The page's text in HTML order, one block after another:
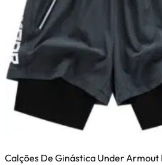
Calções De Ginástica Under Armout